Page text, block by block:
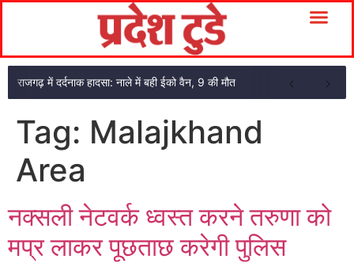
राजगढ़ में दर्दनाक हादसा: नाले में बही ईको वैन, 9 की मौत
Tag: Malajkhand
Area
नक्सली नेटवर्क ध्वस्त करने तरुणा को
मप्र लाकर पूछताछ करेगी पुलिस